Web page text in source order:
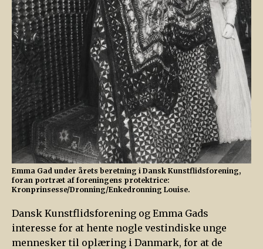
Emma Gad under årets beretning i Dansk Kunstflidsforening,
foran portræt af foreningens protektrice:
Kronprinsesse/Dronning/Enkedronning Louise.
Dansk Kunstflidsforening og Emma Gads
interesse for at hente nogle vestindiske unge
mennesker til oplæring i Danmark, for at de